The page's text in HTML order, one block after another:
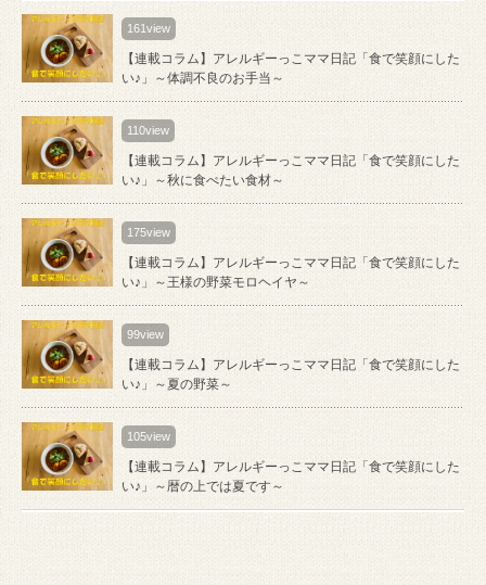
161view
【連載コラム】アレルギーっこママ日記「食で笑顔にした
い♪」～体調不良のお手当～
110view
【連載コラム】アレルギーっこママ日記「食で笑顔にした
い♪」～秋に食べたい食材～
175view
【連載コラム】アレルギーっこママ日記「食で笑顔にした
い♪」～王様の野菜モロヘイヤ～
99view
【連載コラム】アレルギーっこママ日記「食で笑顔にした
い♪」～夏の野菜～
105view
【連載コラム】アレルギーっこママ日記「食で笑顔にした
い♪」～暦の上では夏です～